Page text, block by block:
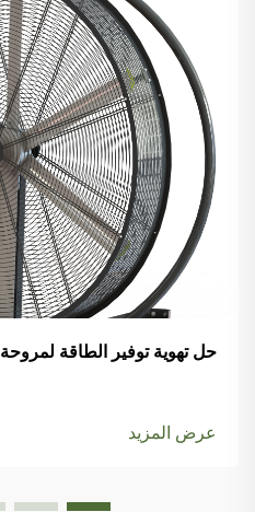
حل تهوية توفير الطاقة لمروحة HVLS
عرض المزيد